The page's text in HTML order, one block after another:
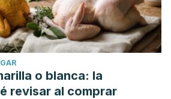
o blanca: la
revisar al comprar